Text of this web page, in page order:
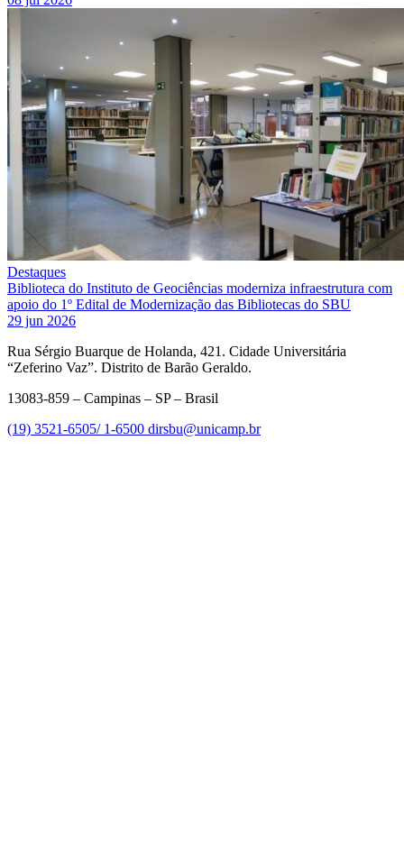
Destaques
Biblioteca do Instituto de Geociências moderniza infraestrutura com
apoio do 1º Edital de Modernização das Bibliotecas do SBU
29 jun 2026
Rua Sérgio Buarque de Holanda, 421. Cidade Universitária
“Zeferino Vaz”. Distrito de Barão Geraldo.
13083-859 – Campinas – SP – Brasil
(19) 3521-6505/ 1-6500 dirsbu@unicamp.br